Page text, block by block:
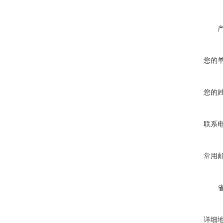
您的
您的
联系
常用
详细